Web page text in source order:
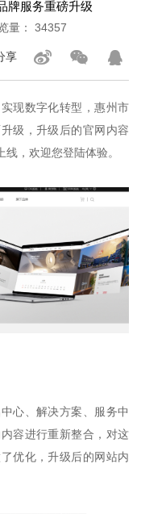
牌服务重磅升级
量： 34357
享
现数字化转型，惠州市
级，升级后的官网内容
，欢迎您登陆体验。
心、解决方案、服务中
容进行重新整合，对这
优化，升级后的网站内